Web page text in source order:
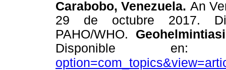
Carabobo, Venezuela. An
29 de octubre 2017.
PAHO/WHO.
Disponible